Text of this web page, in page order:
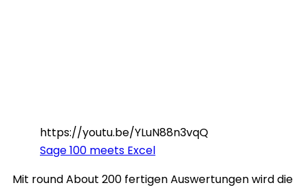
https://youtu.be/YLuN88n3vqQ
Sage 100 meets Excel
Mit round About 200 fertigen Auswertungen wird die